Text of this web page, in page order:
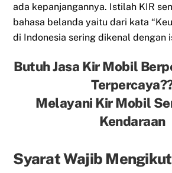
ada kepanjangannya. Istilah KIR
bahasa belanda yaitu dari kata
di Indonesia sering dikenal dengan
Butuh Jasa Kir Mobil
Melayani Kir Mobil
Kendaraan
Syarat Wajib